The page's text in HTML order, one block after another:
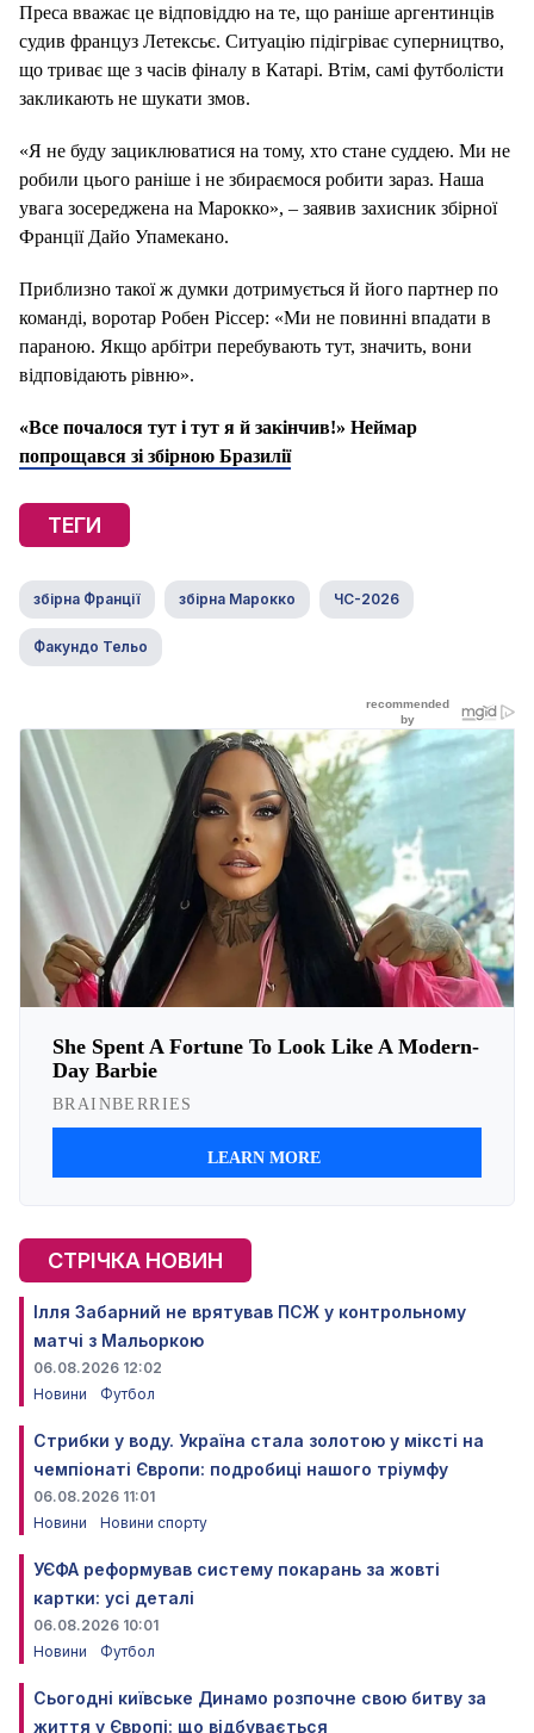
Преса вважає це відповіддю на те, що раніше аргентинців
судив француз Летексьє. Ситуацію підігріває суперництво,
що триває ще з часів фіналу в Катарі. Втім, самі футболісти
закликають не шукати змов.
«Я не буду зациклюватися на тому, хто стане суддею. Ми не
робили цього раніше і не збираємося робити зараз. Наша
увага зосереджена на Марокко», – заявив захисник збірної
Франції Дайо Упамекано.
Приблизно такої ж думки дотримується й його партнер по
команді, воротар Робен Ріссер: «Ми не повинні впадати в
параною. Якщо арбітри перебувають тут, значить, вони
відповідають рівню».
«Все почалося тут і тут я й закінчив!» Неймар
попрощався зі збірною Бразилії
ТЕГИ
збірна Франції збірна Марокко ЧС-2026
Факундо Тельо
СТРІЧКА НОВИН
Ілля Забарний не врятував ПСЖ у контрольному
матчі з Мальоркою
06.08.2026 12:02
Новини
Футбол
Стрибки у воду. Україна стала золотою у міксті на
чемпіонаті Європи: подробиці нашого тріумфу
06.08.2026 11:01
Новини
Новини спорту
УЄФА реформував систему покарань за жовті
картки: усі деталі
06.08.2026 10:01
Новини
Футбол
Сьогодні київське Динамо розпочне свою битву за
життя у Європі: що відбувається